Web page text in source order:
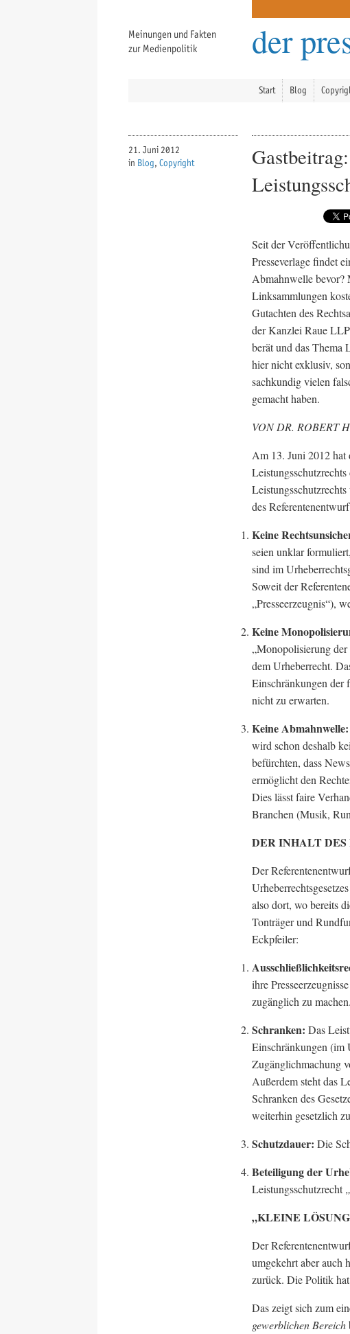
Meinungen und Fakten
zur Medienpolitik
der
Start Blog
21. Juni 2012
in Blog, Copyright
Seit der
Presseverlage findet
Abmahnwelle bevor?
Linksammlungen
Gutachten des
der Kanzlei Raue
berät und das Thema
hier nicht exklusiv,
sachkundig vielen
gemacht haben.
VON DR. ROBERT
Am 13. Juni 2012 hat
des
Keine
seien unklar
sind im
Soweit der
„Presseerzeugnis“),
Keine
„Monopolisierung
dem Urheberrecht.
Einschränkungen der
nicht zu erwarten.
Keine Abmahnwelle:
wird schon deshalb
befürchten, dass
ermöglicht den
Dies lässt faire
Branchen (Musik,
DER INHALT DES
Der
also dort, wo bereits
Tonträger und
Eckpfeiler:
ihre
zugänglich zu machen.
Schranken: Das
Einschränkungen (im
Zugänglichmachung
Außerdem steht das
Schranken des
weiterhin gesetzlich
Schutzdauer: Die
Beteiligung der
Leistungsschutzrecht
„KLEINE
Der
umgekehrt aber auch
zurück. Die Politik
Das zeigt sich zum
gewerblichen Bereich